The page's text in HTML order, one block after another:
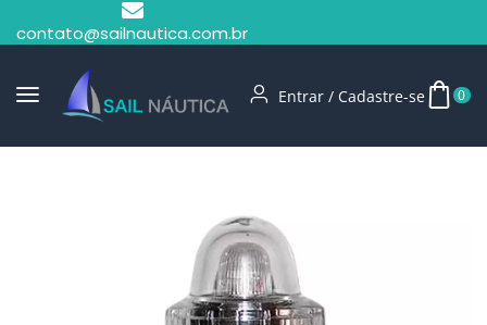
contato@sailnautica.com.br
Entrar / Cadastre-se 0